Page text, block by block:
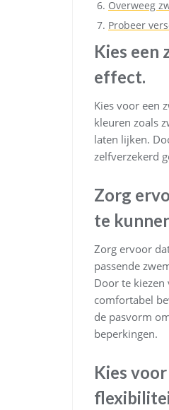
Overweeg
Probeer
Kies een
effect.
Kies voor een
kleuren zoals
laten lijken.
zelfverzekerd
Zorg
te
Zorg ervoor
passende
Door te
comfortabel
de pasvorm
beperkingen.
Kies